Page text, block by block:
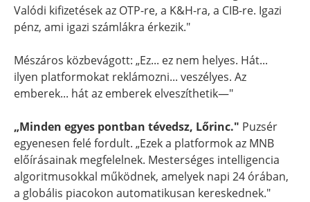
Valódi kifizetések az OTP-re, a K&H-ra, a CIB-re. Igazi
pénz, ami igazi számlákra érkezik."
Mészáros közbevágott: „Ez... ez nem helyes. Hát...
ilyen platformokat reklámozni... veszélyes. Az
emberek... hát az emberek elveszíthetik—"
„Minden egyes pontban tévedsz, Lőrinc." Puzsér
egyenesen felé fordult. „Ezek a platformok az MNB
előírásainak megfelelnek. Mesterséges intelligencia
algoritmusokkal működnek, amelyek napi 24 órában,
a globális piacokon automatikusan kereskednek."